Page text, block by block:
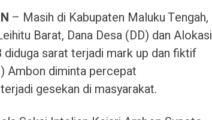
– Masih di Kabupaten Maluku Tengah,
Barat, Dana Desa (DD) dan Alokasi
diduga sarat terjadi mark up dan fiktif
Ambon diminta percepat
gesekan di masyarakat.